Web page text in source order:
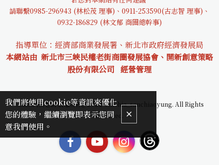
請聯繫0985-296943 (林松茂 理事)、0911-253590(古志智 理事)、
0932-186829 (林文郁 商圈總幹事)
指導單位：經濟部商業發展署、新北市政府經濟發展局
本網站由 新北市三峽民權老街商圈發展協會、開新創意策略
股份有限公司 經營管理
三峽三角湧老街 版權所有＠2022 sanshia_sanchiaoyung. All Rights
Reserved.
我們將使用cookie等資訊來優化
您的體驗，繼續瀏覽即表示您同
意我們使用。